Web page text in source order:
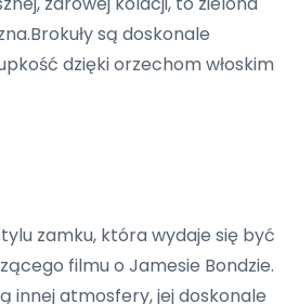
są doskonale
dzięki orzechom włoskim
zamku, która wydaje się być
filmu o Jamesie Bondzie.
innej atmosfery, jej doskonale